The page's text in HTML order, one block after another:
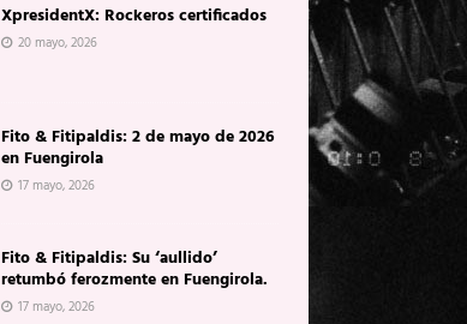
XpresidentX: Rockeros certificados
20 mayo, 2026
Fito & Fitipaldis: 2 de mayo de 2026
en Fuengirola
17 mayo, 2026
Fito & Fitipaldis: Su ‘aullido’
retumbó ferozmente en Fuengirola.
17 mayo, 2026